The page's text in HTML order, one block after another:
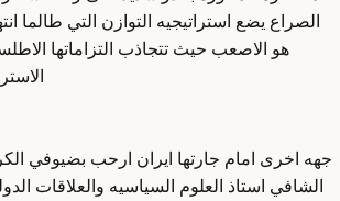
الصراع يضع استراتيجيه التوازن التي طالما
هو الاصعب حيث تتجاذب التزاماتها
جهه اخرى امام جارتها ايران ارحب بضيوفي
الشافي استاذ العلوم السياسيه والعلاقات